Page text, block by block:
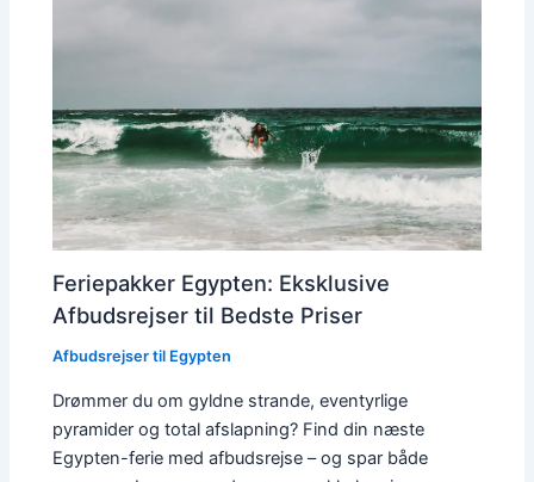
Feriepakker Egypten: Eksklusive
Afbudsrejser til Bedste Priser
Afbudsrejser til Egypten
Drømmer du om gyldne strande, eventyrlige
pyramider og total afslapning? Find din næste
Egypten-ferie med afbudsrejse – og spar både